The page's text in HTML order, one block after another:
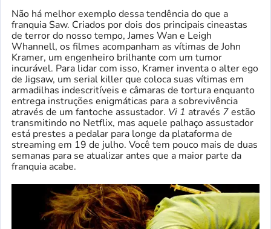
Não há melhor exemplo dessa tendência do que a
franquia Saw. Criados por dois dos principais cineastas
de terror do nosso tempo, James Wan e Leigh
Whannell, os filmes acompanham as vítimas de John
Kramer, um engenheiro brilhante com um tumor
incurável. Para lidar com isso, Kramer inventa o alter ego
de Jigsaw, um serial killer que coloca suas vítimas em
armadilhas indescritíveis e câmaras de tortura enquanto
entrega instruções enigmáticas para a sobrevivência
através de um fantoche assustador. Vi 1 através 7estão
transmitindo no Netflix, mas aquele palhaço assustador
está prestes a pedalar para longe da plataforma de
streaming em 19 de julho. Você tem pouco mais de duas
semanas para se atualizar antes que a maior parte da
franquia acabe.